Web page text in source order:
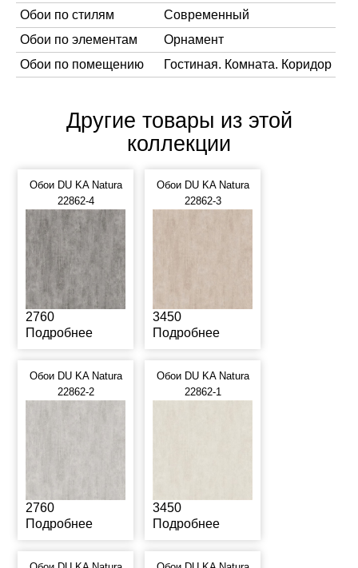
Обои по стилям
Современный
Обои по элементам
Орнамент
Обои по помещению
Гостиная. Комната. Коридор
Другие товары из этой
коллекции
Обои DU KA Natura
22862-4
2760
Подробнее
Обои DU KA Natura
22862-3
3450
Подробнее
Обои DU KA Natura
22862-2
2760
Подробнее
Обои DU KA Natura
22862-1
3450
Подробнее